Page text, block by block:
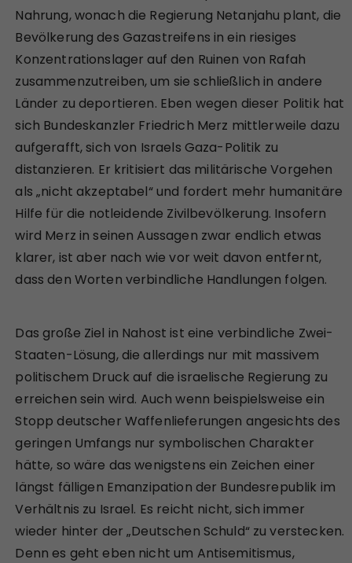
Nahrung, wonach die Regierung Netanjahu plant, die
Bevölkerung des Gazastreifens in ein riesiges
Konzentrationslager auf den Ruinen von Rafah
zusammenzutreiben, um sie schließlich in andere
Länder zu deportieren. Eben wegen dieser Politik hat
sich Bundeskanzler Friedrich Merz mittlerweile dazu
aufgerafft, sich von Israels Gaza-Politik zu
distanzieren. Er kritisiert das militärische Vorgehen
als „nicht akzeptabel“ und fordert mehr humanitäre
Hilfe für die notleidende Zivilbevölkerung. Insofern
wird Merz in seinen Aussagen zwar endlich etwas
klarer, ist aber nach wie vor weit davon entfernt,
dass den Worten verbindliche Handlungen folgen.
Das große Ziel in Nahost ist eine verbindliche Zwei-
Staaten-Lösung, die allerdings nur mit massivem
politischem Druck auf die israelische Regierung zu
erreichen sein wird. Auch wenn beispielsweise ein
Stopp deutscher Waffenlieferungen angesichts des
geringen Umfangs nur symbolischen Charakter
hätte, so wäre das wenigstens ein Zeichen einer
längst fälligen Emanzipation der Bundesrepublik im
Verhältnis zu Israel. Es reicht nicht, sich immer
wieder hinter der „Deutschen Schuld“ zu verstecken.
Denn es geht eben nicht um Antisemitismus,